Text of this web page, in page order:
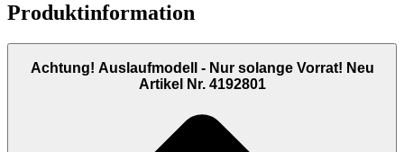
Produktinformation
Achtung! Auslaufmodell - Nur solange Vorrat! Neu
Artikel Nr. 4192801